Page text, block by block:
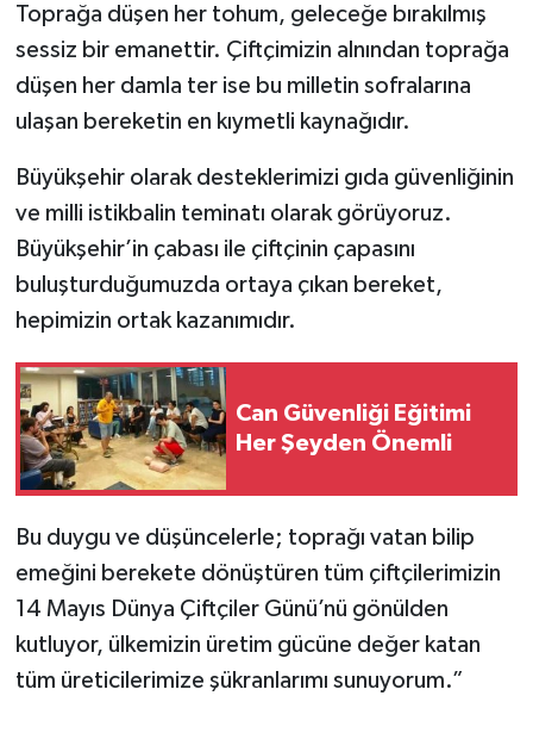
Toprağa düşen her tohum, geleceğe bırakılmış
sessiz bir emanettir. Çiftçimizin alnından toprağa
düşen her damla ter ise bu milletin sofralarına
ulaşan bereketin en kıymetli kaynağıdır.
Büyükşehir olarak desteklerimizi gıda güvenliğinin
ve milli istikbalin teminatı olarak görüyoruz.
Büyükşehir’in çabası ile çiftçinin çapasını
buluşturduğumuzda ortaya çıkan bereket,
hepimizin ortak kazanımıdır.
Can Güvenliği Eğitimi
Her Şeyden Önemli
Bu duygu ve düşüncelerle; toprağı vatan bilip
emeğini berekete dönüştüren tüm çiftçilerimizin
14 Mayıs Dünya Çiftçiler Günü’nü gönülden
kutluyor, ülkemizin üretim gücüne değer katan
tüm üreticilerimize şükranlarımı sunuyorum.”